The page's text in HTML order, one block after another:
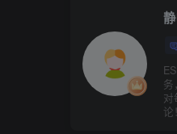
务
对
论！